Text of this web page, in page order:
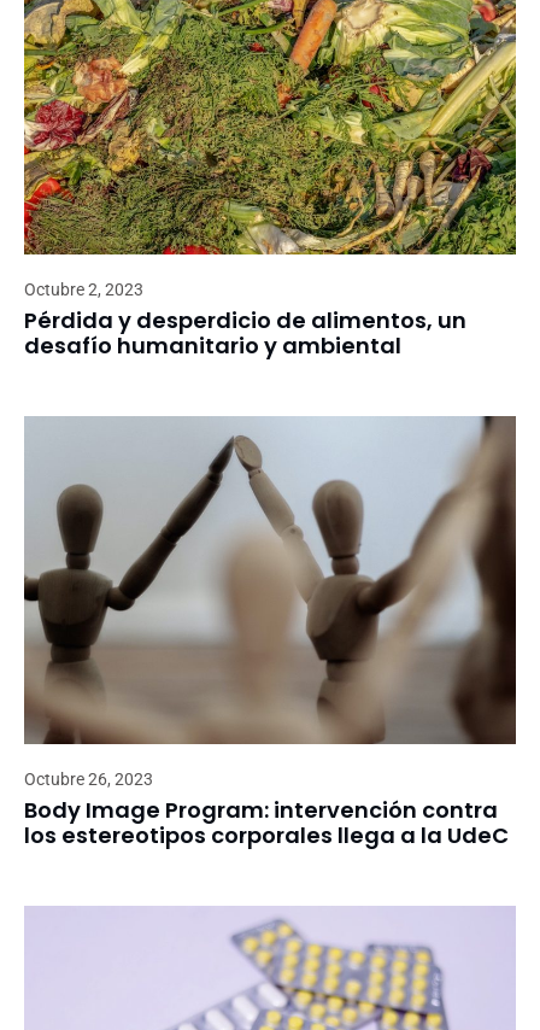
Octubre 2, 2023
Pérdida y desperdicio de alimentos, un
desafío humanitario y ambiental
Octubre 26, 2023
Body Image Program: intervención contra
los estereotipos corporales llega a la UdeC